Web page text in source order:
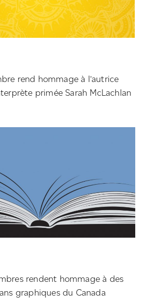
rend hommage à l’autrice
primée Sarah McLachlan
rendent hommage à des
graphiques du Canada